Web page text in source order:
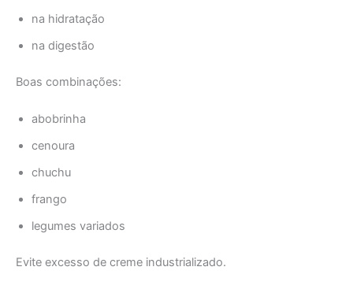
na hidratação
na digestão
Boas combinações:
abobrinha
cenoura
chuchu
frango
legumes variados
Evite excesso de creme industrializado.